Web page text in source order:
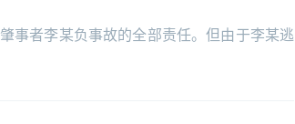
者李某负事故的全部责任。但由于李某逃